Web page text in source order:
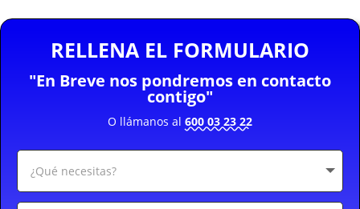
RELLENA EL FORMULARIO
"En Breve nos pondremos en contacto
contigo"
O llámanos al 600 03 23 22